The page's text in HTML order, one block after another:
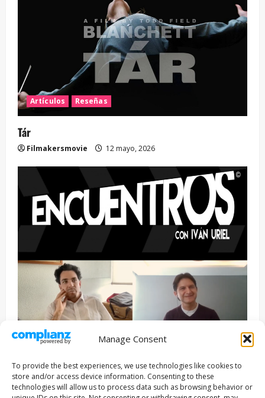
Manage Consent
To provide the best experiences, we use technologies like cookies to
store and/or access device information. Consenting to these
technologies will allow us to process data such as browsing behavior or
Artículos Reseñas
Tár
Filmakersmovie 12 mayo, 2026
Entrevista Series
ENCUENTROS CON IVÁN URIEL T3E22: JUAN PATRICIO
RIVEROLL